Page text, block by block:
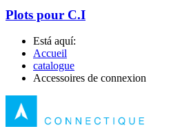
Plots pour C.I
Está aquí:
Accueil
catalogue
Accessoires de connexion